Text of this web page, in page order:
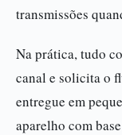
transmissões
Na prática, tudo
canal e solicita o
entregue em
aparelho com